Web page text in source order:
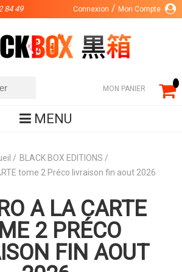
84 49 Connexion Mon Compte
MON PANIER
MENU
BLACK BOX EDITIONS
tome 2 Préco livraison fin aout 2026
A LA CARTE
2 PRÉCO
FIN AOUT